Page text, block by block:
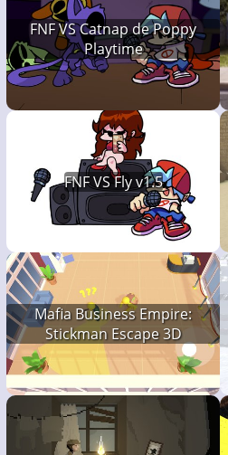
FNF VS Catnap de Poppy
Playtime
FNF VS Fly v1.5
Mafia Business Empire:
Stickman Escape 3D